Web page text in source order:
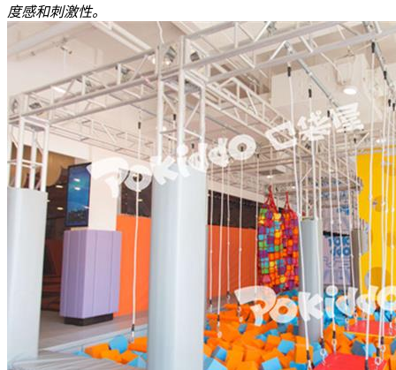
度感和刺激性。